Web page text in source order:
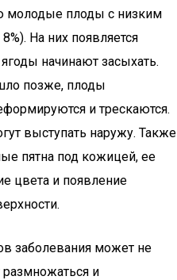
молодые плоды с низким
На них появляется
начинают засыхать.
позже, плоды
и трескаются.
выступать наружу. Также
пятна под кожицей, ее
цвета и появление
заболевания может не
и